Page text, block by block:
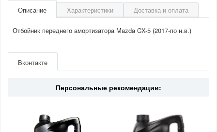
Описание Характеристики Доставка и оплата
Отбойник переднего амортизатора Mazda CX-5 (2017-по н.в.)
Страна Южная Корея
Вконтакте
Персональные рекомендации: